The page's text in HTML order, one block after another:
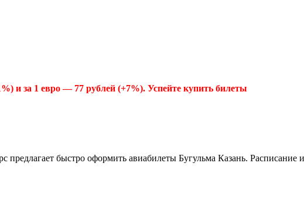
за 1 евро — 77 рублей (+7%). Успейте купить билеты
быстро оформить авиабилеты Бугульма Казань. Расписание